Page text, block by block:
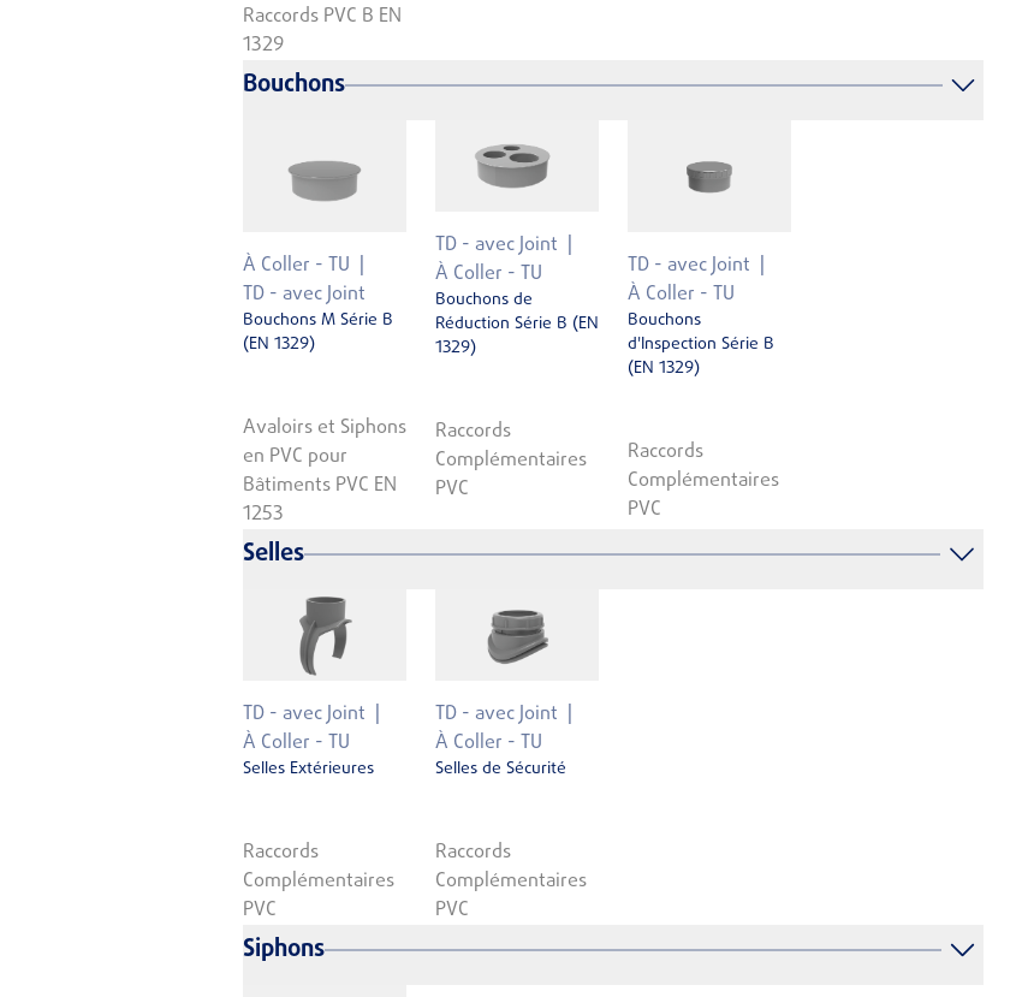
Raccords PVC B EN
1329
Bouchons
À Coller - TU
TD - avec Joint
Bouchons M Série B
(EN 1329)
Avaloirs et Siphons
en PVC pour
Bâtiments PVC EN
1253
TD - avec Joint
À Coller - TU
Bouchons de
Réduction Série B (EN
1329)
Raccords
Complémentaires
PVC
TD - avec Joint
À Coller - TU
Bouchons
d'Inspection Série B
(EN 1329)
Raccords
Complémentaires
PVC
Selles
TD - avec Joint
À Coller - TU
Selles Extérieures
Raccords
Complémentaires
PVC
TD - avec Joint
À Coller - TU
Selles de Sécurité
Raccords
Complémentaires
PVC
Siphons